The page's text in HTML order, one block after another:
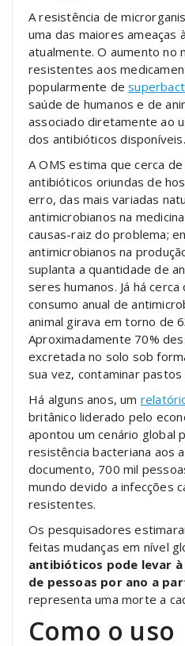
A resistência de
uma das maiores ameaças
atualmente. O aumento no
resistentes aos
popularmente de
saúde de humanos e de
associado diretamente ao
dos antibióticos disponíveis.
A OMS estima que cerca
antibióticos oriundas de
erro, das mais variadas
antimicrobianos na
causas-raiz do problema;
antimicrobianos na
suplanta a quantidade de
seres humanos. Já há
consumo anual de
animal girava em torno de
Aproximadamente 70%
excretada no solo sob
sua vez, contaminar pastos
Há alguns anos, um
britânico liderado pelo
apontou um cenário global
resistência bacteriana aos
documento, 700 mil
mundo devido a infecções
resistentes.
Os pesquisadores
feitas mudanças em nível
antibióticos pode levar
de pessoas por ano a
representa uma morte a
Como o uso